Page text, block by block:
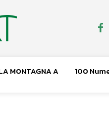
MONTAGNA A 100